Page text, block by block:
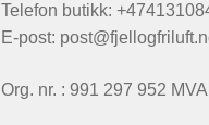
Telefon butikk:
E-post:
Org. nr. : 991 297 952 MVA